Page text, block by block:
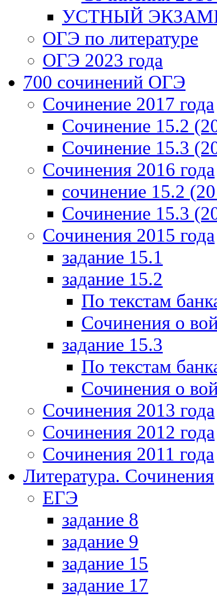
УСТНЫЙ
ОГЭ по литературе
ОГЭ 2023 года
700 cочинений ОГЭ
Сочинение 2017 года
Сочинение 15.2
Сочинение 15.3
Сочинения 2016 года
сочинение 15.2
Сочинение 15.3
Сочинения 2015 года
задание 15.1
задание 15.2
По текстам
Сочинения о
задание 15.3
По текстам
Сочинения о
Сочинения 2013 года
Сочинения 2012 года
Сочинения 2011 года
Литература. Сочинения
ЕГЭ
задание 8
задание 9
задание 15
задание 17